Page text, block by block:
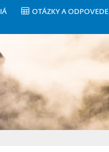
OTÁZKY A ODPOVEDE